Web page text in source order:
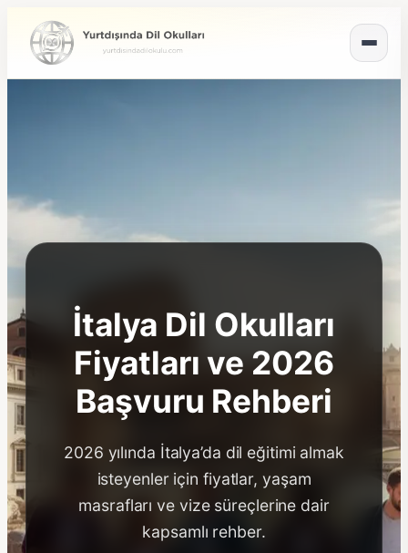
İtalya Dil Okulları
Fiyatları ve 2026
Başvuru Rehberi
2026 yılında İtalya’da dil eğitimi almak
isteyenler için fiyatlar, yaşam
masrafları ve vize süreçlerine dair
kapsamlı rehber.